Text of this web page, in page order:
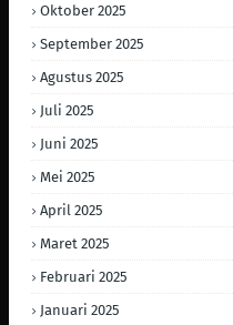
Oktober 2025
September 2025
Agustus 2025
Juli 2025
Juni 2025
Mei 2025
April 2025
Maret 2025
Februari 2025
Januari 2025